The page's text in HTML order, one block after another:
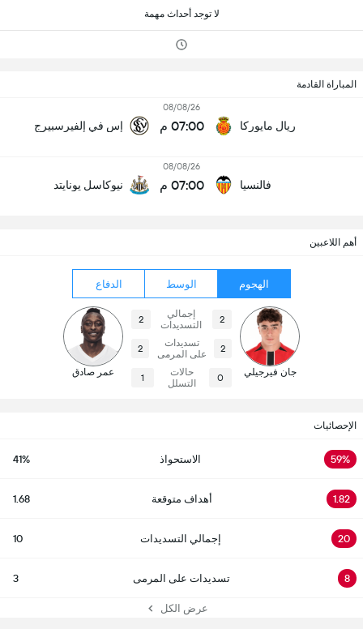
لا توجد أحداث مهمة
المباراة القادمة
ريال مايوركا
08/08/26
07:00 م إس في إلفيرسبيرج
فالنسيا
08/08/26
07:00 م نيوكاسل يونايتد
أهم اللاعبين
الهجوم الوسط الدفاع
جان فيرجيلي
2
إجمالي
التسديدات
2
2
تسديدات
على المرمى
2
0
حالات
التسلل
1 عمر صادق
الإحصائيات
59% الاستحواذ 41%
1.82 أهداف متوقعة 1.68
20 إجمالي التسديدات 10
8 تسديدات على المرمى 3
عرض الكل